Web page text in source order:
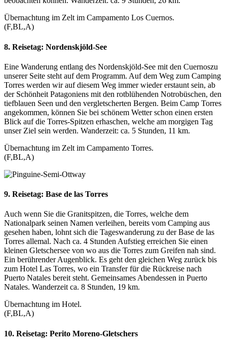
Übernachtung im Zelt im Campamento Los Cuernos.
(F,BL,A)
8. Reisetag: Nordenskjöld-See
Eine Wanderung entlang des Nordenskjöld-See mit den Cuernoszu
unserer Seite steht auf dem Programm. Auf dem Weg zum Camping
Torres werden wir auf diesem Weg immer wieder erstaunt sein, ab
der Schönheit Patagoniens mit den rotblühenden Notrobüschen, den
tiefblauen Seen und den vergletscherten Bergen. Beim Camp Torres
angekommen, können Sie bei schönem Wetter schon einen ersten
Blick auf die Torres-Spitzen erhaschen, welche am morgigen Tag
unser Ziel sein werden. Wanderzeit: ca. 5 Stunden, 11 km.
Übernachtung im Zelt im Campamento Torres.
(F,BL,A)
9. Reisetag: Base de las Torres
Auch wenn Sie die Granitspitzen, die Torres, welche dem
Nationalpark seinen Namen verleihen, bereits vom Camping aus
gesehen haben, lohnt sich die Tageswanderung zu der Base de las
Torres allemal. Nach ca. 4 Stunden Aufstieg erreichen Sie einen
kleinen Gletschersee von wo aus die Torres zum Greifen nah sind.
Ein berührender Augenblick. Es geht den gleichen Weg zurück bis
zum Hotel Las Torres, wo ein Transfer für die Rückreise nach
Puerto Natales bereit steht. Gemeinsames Abendessen in Puerto
Natales. Wanderzeit ca. 8 Stunden, 19 km.
Übernachtung im Hotel.
(F,BL,A)
10. Reisetag: Perito Moreno-Gletschers